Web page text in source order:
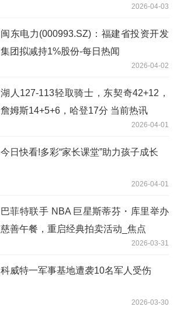
2026-04-03
闽东电力(000993.SZ)：福建省投资开发
集团拟减持1%股份-每日热闻
2026-04-02
湖人127-113轻取骑士，东契奇42+12，
詹姆斯14+5+6，哈登17分 当前热讯
2026-04-01
今日快看!多彩“家长课堂”助力孩子成长
2026-04-01
巴菲特联手 NBA 巨星斯蒂芬・库里举办
慈善午餐，重启经典拍卖活动_焦点
2026-03-31
科威特一军事基地遭袭10名军人受伤
2026-03-30